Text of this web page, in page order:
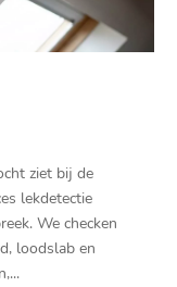
ziet bij de
lekdetectie
We checken
loodslab en